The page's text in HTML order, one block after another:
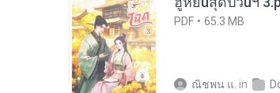
PDF 65.3 MB
ณิชพน แ. in